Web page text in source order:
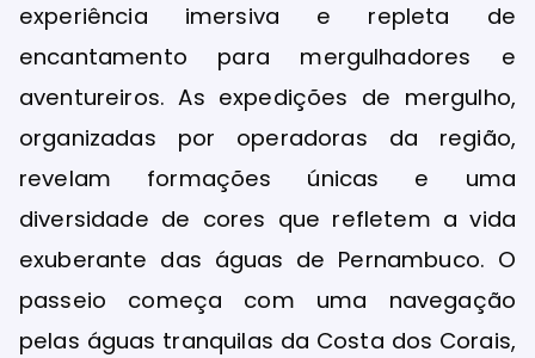
experiência imersiva e repleta de
encantamento para mergulhadores e
aventureiros. As expedições de mergulho,
organizadas por operadoras da região,
revelam formações únicas e uma
diversidade de cores que refletem a vida
exuberante das águas de Pernambuco. O
passeio começa com uma navegação
pelas águas tranquilas da Costa dos Corais,